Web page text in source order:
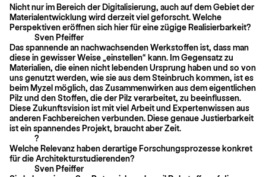
Nicht nur im Bereich der Digitalisierung, auch auf dem Gebiet der
Materialentwicklung wird derzeit viel geforscht. Welche
Perspektiven eröffnen sich hier für eine zügige Realisierbarkeit?
Sven Pfeiffer
Das spannende an nachwachsenden Werkstoffen ist, dass man
diese in gewisser Weise „einstellen“ kann. Im Gegensatz zu
Materialien, die einen nicht lebenden Ursprung haben und so von
uns genutzt werden, wie sie aus dem Steinbruch kommen, ist es
beim Myzel möglich, das Zusammenwirken aus dem eigentlichen
Pilz und den Stoffen, die der Pilz verarbeitet, zu beeinflussen.
Diese Zukunftsvision ist mit viel Arbeit und Expertenwissen aus
anderen Fachbereichen verbunden. Diese genaue Justierbarkeit
ist ein spannendes Projekt, braucht aber Zeit.
?
Welche Relevanz haben derartige Forschungsprozesse konkret
für die Architekturstudierenden?
Sven Pfeiffer